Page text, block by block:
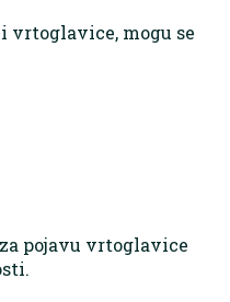
vrtoglavice, mogu se
pojavu vrtoglavice